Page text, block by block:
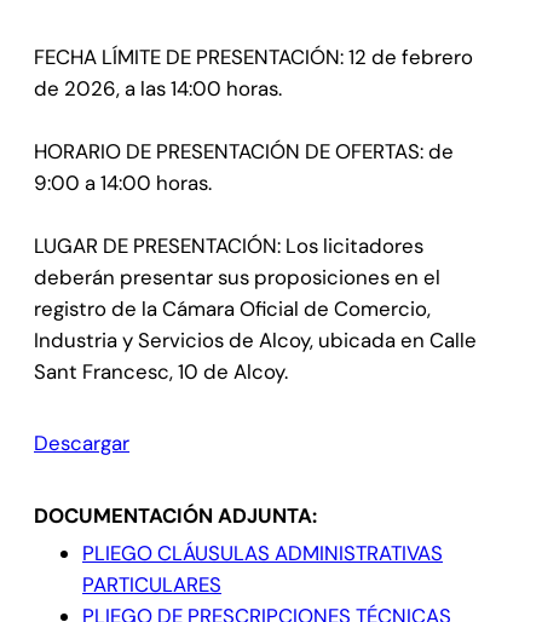
FECHA LÍMITE DE PRESENTACIÓN: 12 de febrero
de 2026, a las 14:00 horas.
HORARIO DE PRESENTACIÓN DE OFERTAS: de
9:00 a 14:00 horas.
LUGAR DE PRESENTACIÓN: Los licitadores
deberán presentar sus proposiciones en el
registro de la Cámara Oficial de Comercio,
Industria y Servicios de Alcoy, ubicada en Calle
Sant Francesc, 10 de Alcoy.
Descargar
DOCUMENTACIÓN ADJUNTA:
PLIEGO CLÁUSULAS ADMINISTRATIVAS
PARTICULARES
PLIEGO DE PRESCRIPCIONES TÉCNICAS